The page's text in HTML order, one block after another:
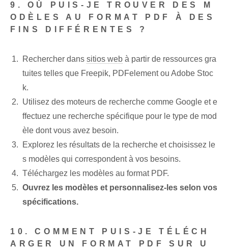
9. OÙ PUIS-JE TROUVER DES M
ODÈLES AU FORMAT PDF À DES
FINS DIFFÉRENTES ?
Rechercher dans sitios web à partir de ressources gra
tuites telles que Freepik, PDFelement ou Adobe Stoc
k.
Utilisez des moteurs de recherche comme Google et e
ffectuez une recherche spécifique pour le type de mod
èle dont vous avez besoin.
Explorez les résultats de la recherche et choisissez le
s modèles qui correspondent à vos besoins.
Téléchargez les modèles au format PDF.
Ouvrez les modèles et personnalisez-les selon vos
spécifications.
10. COMMENT PUIS-JE TÉLÉCH
ARGER UN FORMAT PDF SUR U